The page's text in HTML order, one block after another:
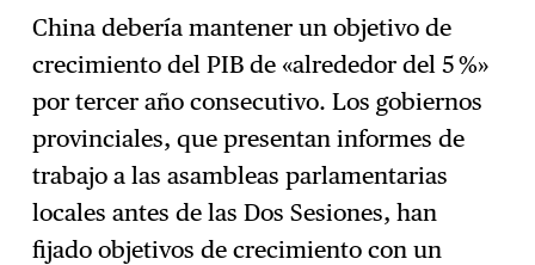
China debería mantener un objetivo de
crecimiento del PIB de «alrededor del 5 %»
por tercer año consecutivo. Los gobiernos
provinciales, que presentan informes de
trabajo a las asambleas parlamentarias
locales antes de las Dos Sesiones, han
fijado objetivos de crecimiento con un